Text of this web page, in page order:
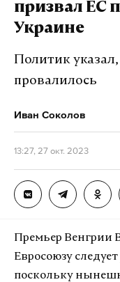
призвал ЕС
Украине
Политик
провалилось
Иван Соколов
13:27, 27 окт. 2023
Премьер Венгрии
Евросоюзу
поскольку